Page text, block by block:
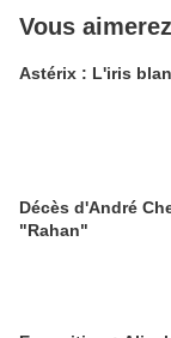
Vous
Astérix : L'iris
Décès d'André
"Rahan"